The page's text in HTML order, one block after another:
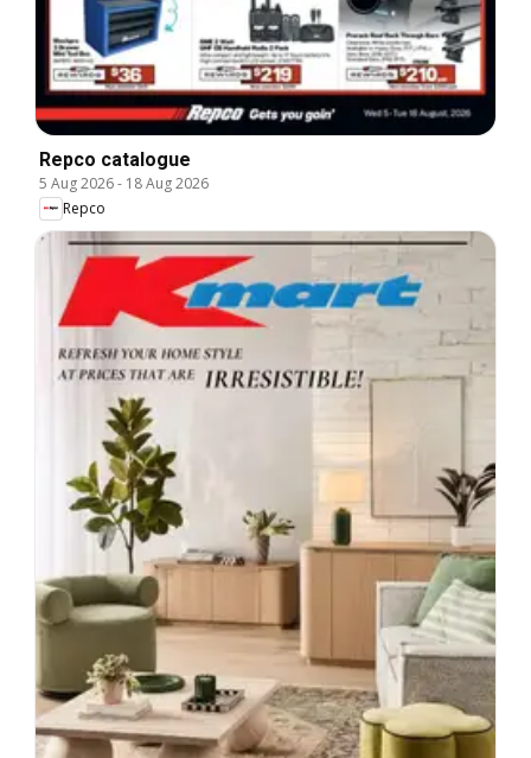
Repco catalogue
5 Aug 2026- 18 Aug 2026
Repco